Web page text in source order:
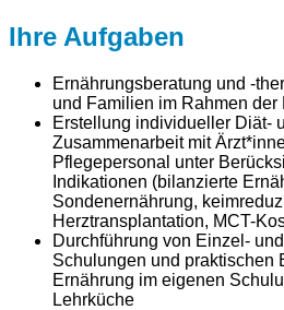
Ihre Aufgaben
Ernährungsberatung und -
und Familien im Rahmen der
Erstellung individueller Diät-
Zusammenarbeit mit
Pflegepersonal unter
Indikationen (bilanzierte
Sondenernährung,
Herztransplantation, MCT-
Durchführung von Einzel-
Schulungen und praktischen
Ernährung im eigenen
Lehrküche